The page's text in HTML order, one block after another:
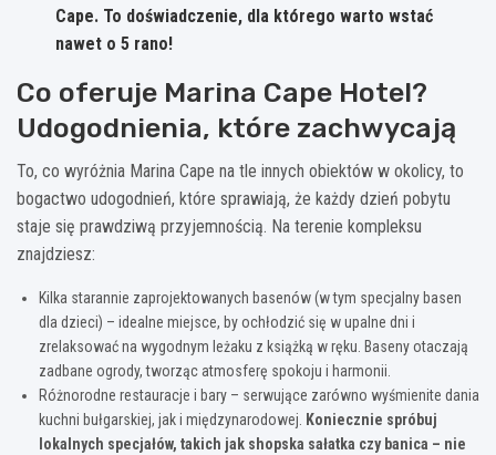
Cape. To doświadczenie, dla którego warto wstać
nawet o 5 rano!
Co oferuje Marina Cape Hotel?
Udogodnienia, które zachwycają
To, co wyróżnia Marina Cape na tle innych obiektów w okolicy, to
bogactwo udogodnień, które sprawiają, że każdy dzień pobytu
staje się prawdziwą przyjemnością. Na terenie kompleksu
znajdziesz:
Kilka starannie zaprojektowanych basenów (w tym specjalny basen
dla dzieci) – idealne miejsce, by ochłodzić się w upalne dni i
zrelaksować na wygodnym leżaku z książką w ręku. Baseny otaczają
zadbane ogrody, tworząc atmosferę spokoju i harmonii.
Różnorodne restauracje i bary – serwujące zarówno wyśmienite dania
kuchni bułgarskiej, jak i międzynarodowej.
Koniecznie spróbuj
lokalnych specjałów, takich jak shopska sałatka czy banica – nie